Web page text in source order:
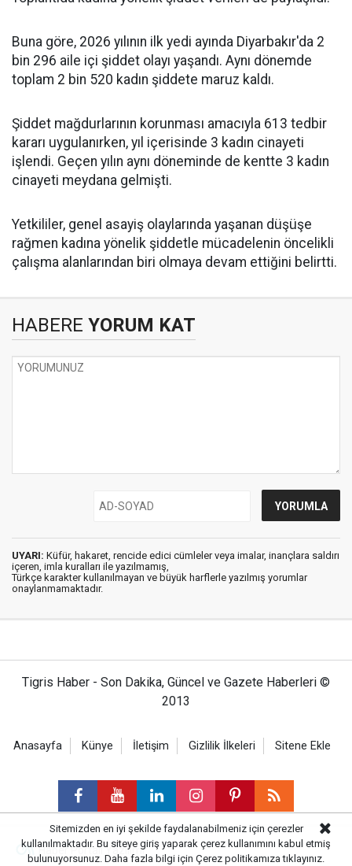
‎Buna göre, 2026 yılının ilk yedi ayında Diyarbakır'da 2
bin 296 aile içi şiddet olayı yaşandı. Aynı dönemde
toplam 2 bin 520 kadın şiddete maruz kaldı.
‎Şiddet mağdurlarının korunması amacıyla 613 tedbir
kararı uygulanırken, yıl içerisinde 3 kadın cinayeti
işlendi. Geçen yılın aynı döneminde de kentte 3 kadın
cinayeti meydana gelmişti.
Yetkililer, genel asayiş olaylarında yaşanan düşüşe
rağmen kadına yönelik şiddetle mücadelenin öncelikli
çalışma alanlarından biri olmaya devam ettiğini belirtti.
HABERE YORUM KAT
UYARI: Küfür, hakaret, rencide edici cümleler veya imalar, inançlara saldırı
içeren, imla kuralları ile yazılmamış,
Türkçe karakter kullanılmayan ve büyük harflerle yazılmış yorumlar
onaylanmamaktadır.
Tigris Haber - Son Dakika, Güncel ve Gazete Haberleri ©
2013
Anasayfa Künye İletişim Gizlilik İlkeleri Sitene Ekle
Haber Portalı Yazılımı
Sitemizden en iyi şekilde faydalanabilmeniz için çerezler
kullanılmaktadır. Bu siteye giriş yaparak çerez kullanımını kabul etmiş
bulunuyorsunuz. Daha fazla bilgi için Çerez politikamıza tıklayınız.